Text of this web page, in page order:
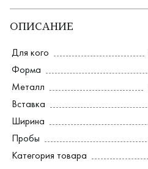
ОПИСАНИЕ
Для кого
Форма
Металл
Вставка
Ширина
Пробы
Категория товара